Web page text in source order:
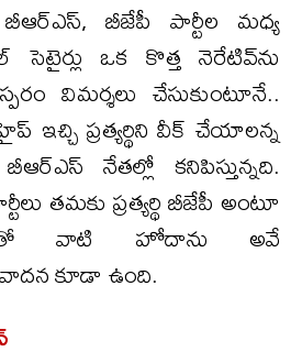
బీఆర్ఎస్, బీజేపీ పార్టీల మధ్య
ఒక కొత్త నెరేటివ్‌ను
విమర్శలు చేసుకుంటూనే..
ఇచ్చి ప్రత్యర్థిని వీక్ చేయాలన్న
నేతల్లో కనిపిస్తున్నది.
తమకు ప్రత్యర్థి బీజేపీ అంటూ
వాటి హోదాను అవే
వాదన కూడా ఉంది.